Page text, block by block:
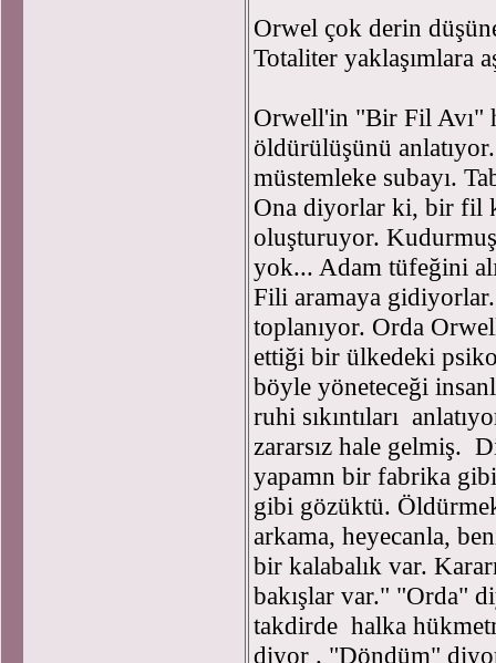
Orwel çok derin
Totaliter yaklaşımlara
Orwell'in "Bir Fil Avı"
öldürülüşünü
müstemleke subayı.
Ona diyorlar ki, bir fil
oluşturuyor.
yok... Adam tüfeğini
Fili aramaya
toplanıyor. Orda
ettiği bir ülkedeki
böyle yöneteceği
ruhi sıkıntıları
zararsız hale gelmiş.
yapamn bir fabrika
gibi gözüktü.
arkama, heyecanla,
bir kalabalık var.
bakışlar var." "Orda"
takdirde halka
diyor . "Döndüm"